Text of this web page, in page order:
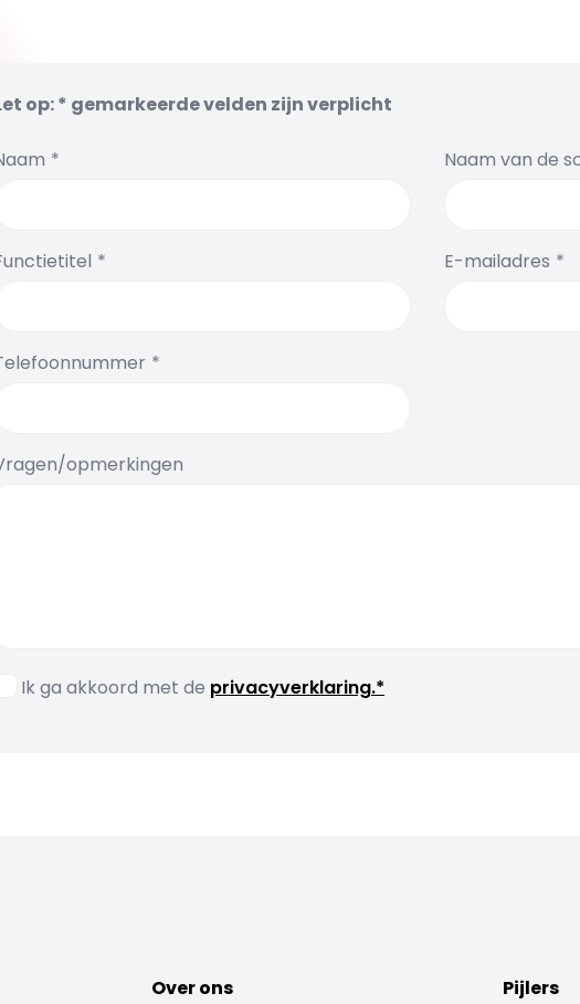
op: * gemarkeerde velden zijn verplicht
Naam van de
E-mailadres
opmerkingen
Ik ga akkoord met de privacyverklaring.*
Over ons Pijlers